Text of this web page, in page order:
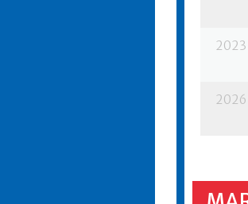
2023
2026